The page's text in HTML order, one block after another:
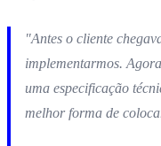
"Antes o cliente
implementarmos.
uma especificação
melhor forma de